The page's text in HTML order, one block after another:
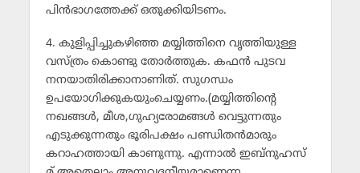
പിന്‍ഭാഗത്തേക്ക് ഒതുക്കിയിടണം.
4. കുളിപ്പിച്ചുകഴിഞ്ഞ മയ്യിത്തിനെ വൃത്തിയുള്ള
വസ്ത്രം കൊണ്ടു തോര്‍ത്തുക. കഫന്‍ പുടവ
നനയാതിരിക്കാനാണിത്. സുഗന്ധം
ഉപയോഗിക്കുകയുംചെയ്യണം.(മയ്യിത്തിന്റെ
നഖങ്ങള്‍, മീശ,ഗുഹ്യരോമങ്ങള്‍ വെട്ടുന്നതും
എടുക്കുന്നതും ഭൂരിപക്ഷം പണ്ഡിതന്‍മാരും
കറാഹത്തായി കാണുന്നു. എന്നാല്‍ ഇബ്‌നുഹസ്